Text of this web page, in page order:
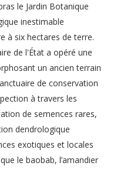
le Jardin Botanique
inestimable
à six hectares de terre.
de l'État a opéré une
un ancien terrain
de conservation
à travers les
de semences rares,
dendrologique
exotiques et locales
le baobab, l’amandier